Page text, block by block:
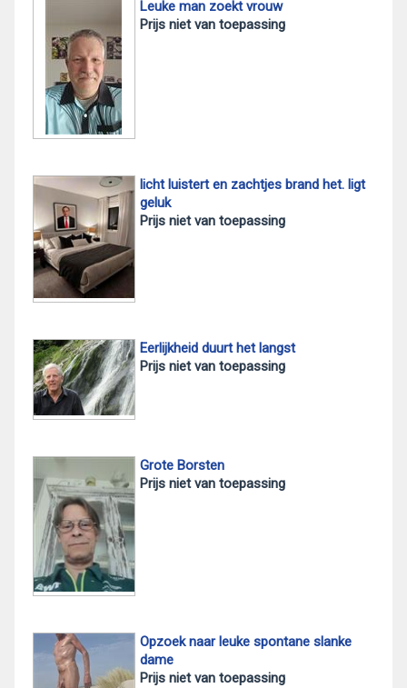
Leuke man zoekt vrouw
Prijs niet van toepassing
licht luistert en zachtjes brand het. ligt
geluk
Prijs niet van toepassing
Eerlijkheid duurt het langst
Prijs niet van toepassing
Grote Borsten
Prijs niet van toepassing
Opzoek naar leuke spontane slanke
dame
Prijs niet van toepassing